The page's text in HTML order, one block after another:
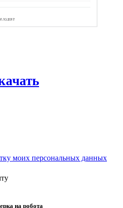
моих персональных данных
на робота